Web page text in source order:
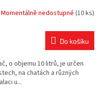
R
M
A
Momentálně nedostupné (10 ks)
Do košíku
o objemu 10 litrů, je určen
na chatách a různých
u...